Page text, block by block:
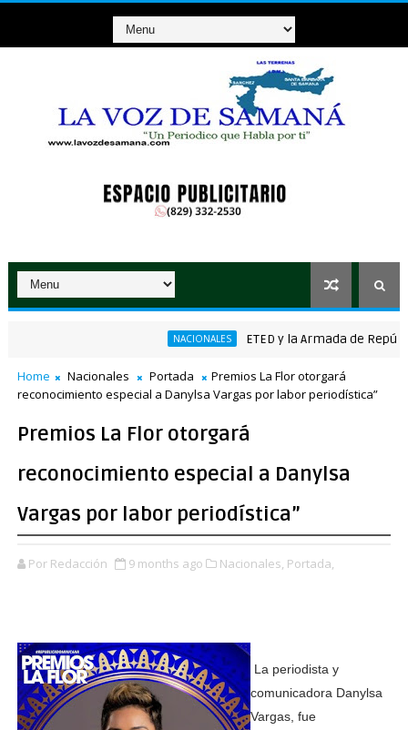
NACIONALES ETED y la Armada de
ganador de RD$37 millones con el Loto
Home Nacionales Portada
Premios La Flor otorgará
reconocimiento especial a Danylsa Vargas por labor periodística”
Premios La Flor otorgará
reconocimiento especial a Danylsa
Vargas por labor periodística”
Por Redacción 9 months ago Nacionales, Portada,
La periodista y
comunicadora Danylsa
Vargas, fue